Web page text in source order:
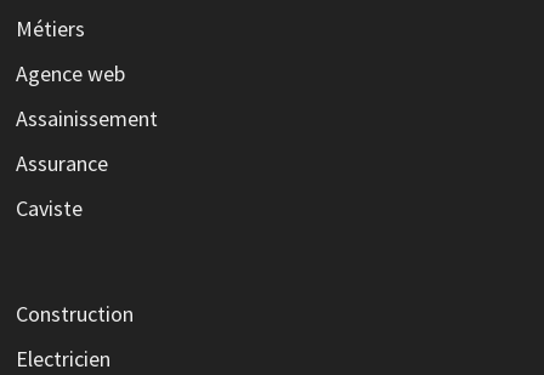
Métiers
Agence web
Assainissement
Assurance
Caviste
Construction
Electricien